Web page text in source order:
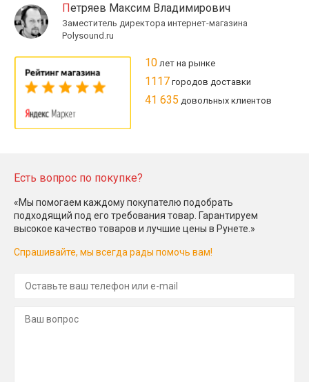
Петряев Максим Владимирович
Заместитель директора интернет-магазина
Polysound.ru
10 лет на рынке
1117 городов доставки
41 635 довольных клиентов
Есть вопрос по покупке?
«Мы помогаем каждому покупателю подобрать
подходящий под его требования товар. Гарантируем
высокое качество товаров и лучшие цены в Рунете.»
Спрашивайте, мы всегда рады помочь вам!